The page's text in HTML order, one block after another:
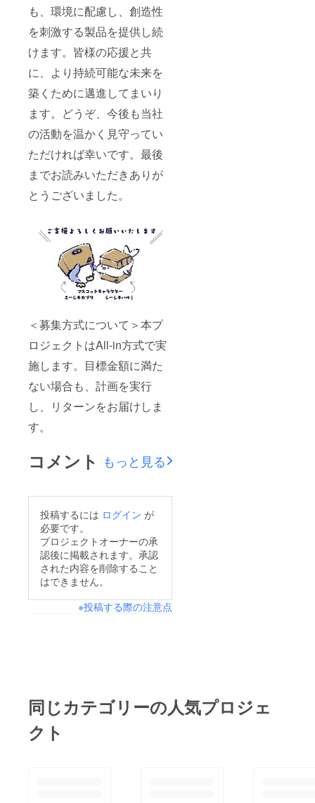
も、環境に配慮し、創造性
を刺激する製品を提供し続
けます。皆様の応援と共
に、より持続可能な未来を
築くために邁進してまいり
ます。どうぞ、今後も当社
の活動を温かく見守ってい
ただければ幸いです。最後
までお読みいただきありが
とうございました。
＜募集方式について＞本プ
ロジェクトはAll-in方式で実
施します。目標金額に満た
ない場合も、計画を実行
し、リターンをお届けしま
す。
コメント もっと見る
投稿するには ログイン が
必要です。
プロジェクトオーナーの承
認後に掲載されます。承認
された内容を削除すること
はできません。
※投稿する際の注意点
同じカテゴリーの人気プロジェ
クト